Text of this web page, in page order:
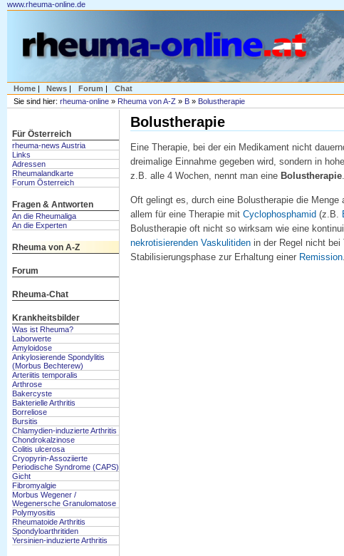
www.rheuma-online.de
Home| News | Forum |
Chat
Sie sind hier: rheuma-online » Rheuma von A-Z » B » Bolustherapie
Für Österreich
rheuma-news Austria
Links
Adressen
Rheumalandkarte
Forum Österreich
Fragen & Antworten
An die Rheumaliga
An die Experten
Rheuma von A-Z
Forum
Rheuma-Chat
Krankheitsbilder
Was ist Rheuma?
Laborwerte
Amyloidose
Ankylosierende Spondylitis
(Morbus Bechterew)
Arteriitis temporalis
Arthrose
Bakercyste
Bakterielle Arthritis
Borreliose
Bursitis
Chlamydien-induzierte Arthritis
Chondrokalzinose
Colitis ulcerosa
Cryopyrin-Assoziierte
Periodische Syndrome (CAPS)
Gicht
Fibromyalgie
Morbus Wegener /
Wegenersche Granulomatose
Polymyositis
Rheumatoide Arthritis
Spondyloarthritiden
Yersinien-induzierte Arthritis
Bolustherapie
Eine Therapie, bei der ein Medikament nicht
dreimalige Einnahme gegeben wird, sondern in
z.B. alle 4 Wochen, nennt man eine Bolustherapie.
Oft gelingt es, durch eine Bolustherapie die
allem für eine Therapie mitCyclophosphamid (z.B.
Bolustherapie oft nicht so wirksam wie eine
nekrotisierenden Vaskulitiden in der Regel nicht bei
Stabilisierungsphase zur Erhaltung einer Remission